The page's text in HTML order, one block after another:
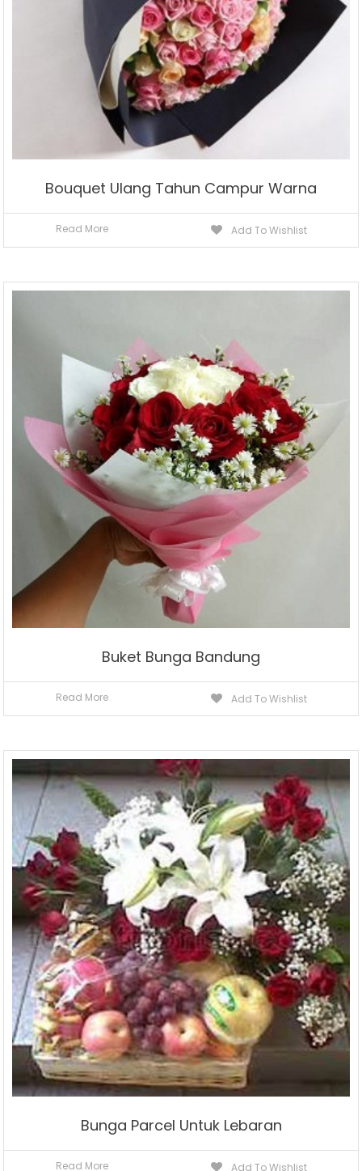
Bouquet Ulang Tahun Campur Warna
Read More Add To Wishlist
Buket Bunga Bandung
Read More Add To Wishlist
Bunga Parcel Untuk Lebaran
Read More Add To Wishlist